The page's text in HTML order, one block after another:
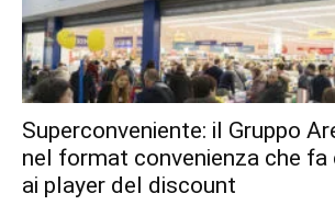
Superconveniente: il Gruppo
nel format convenienza che fa
ai player del discount